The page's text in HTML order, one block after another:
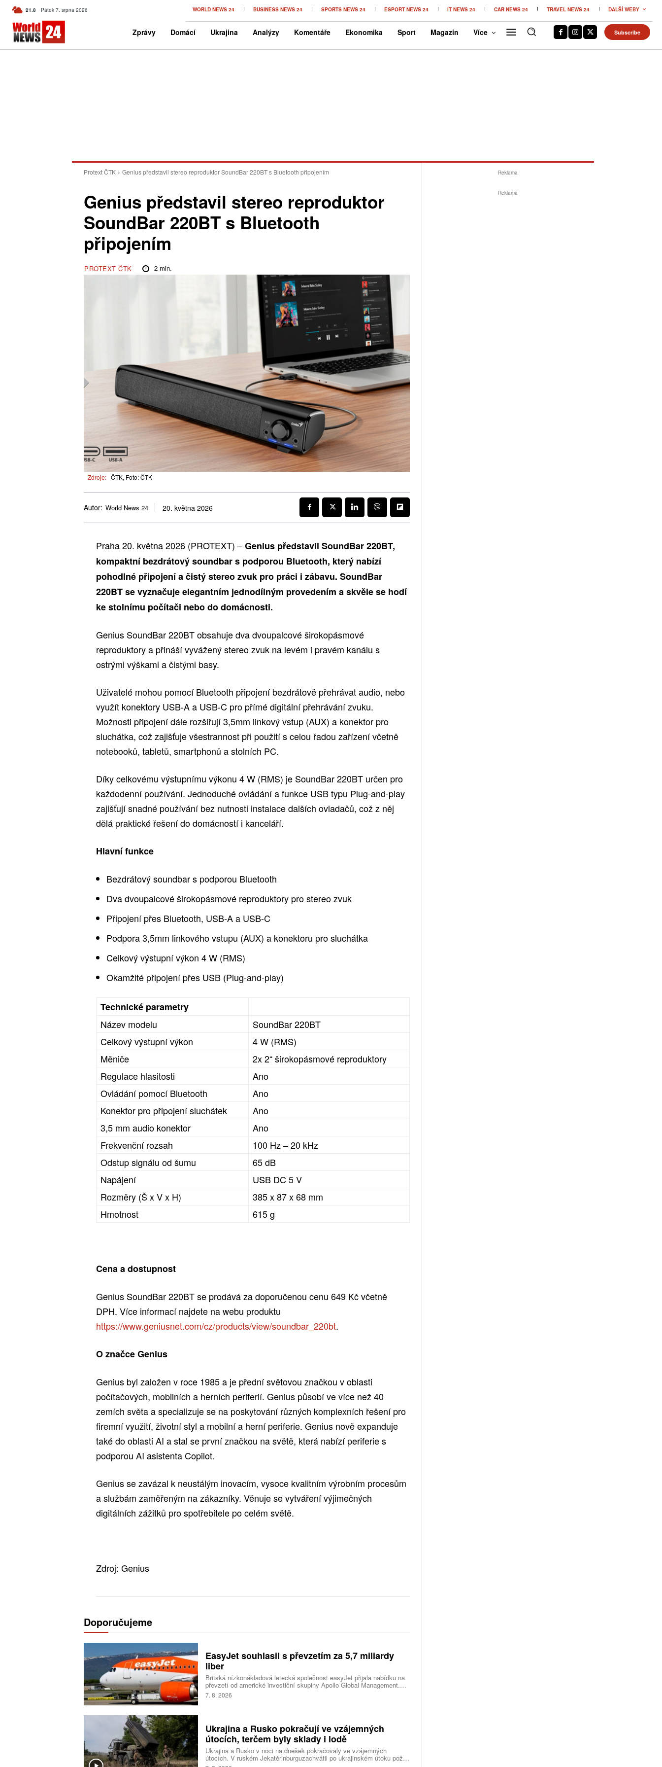
21.8 C Czech
Pátek 7. srpna 2026 WORLD NEWS 24 BUSINESS NEWS 24 SPORTS NEWS 24 ESPORT NEWS 24 IT NEWS 24 CAR NEWS 24 TRAVEL NEWS 24 DALŠÍ WEBY
Zprávy Domácí Ukrajina Analýzy Komentáře Ekonomika Sport Magazín Více Subscribe
Protext ČTK Genius představil stereo reproduktor SoundBar 220BT s Bluetooth připojením
Genius představil stereo reproduktor
SoundBar 220BT s Bluetooth
připojením
PROTEXT ČTK 2min.
Zdroje: ČTK, Foto: ČTK
Autor: World News 24 20. května 2026
Praha 20. května 2026 (PROTEXT) –Genius představil SoundBar 220BT,
kompaktní bezdrátový soundbar s podporou Bluetooth, který nabízí
pohodlné připojení a čistý stereo zvuk pro práci i zábavu. SoundBar
220BT se vyznačuje elegantním jednodílným provedením a skvěle se hodí
ke stolnímu počítači nebo do domácnosti.
Genius SoundBar 220BT obsahuje dva dvoupalcové širokopásmové
reproduktory a přináší vyvážený stereo zvuk na levém i pravém kanálu s
ostrými výškami a čistými basy.
Uživatelé mohou pomocí Bluetooth připojení bezdrátově přehrávat audio, nebo
využít konektory USB-A a USB-C pro přímé digitální přehrávání zvuku.
Možnosti připojení dále rozšiřují 3,5mm linkový vstup (AUX) a konektor pro
sluchátka, což zajišťuje všestrannost při použití s celou řadou zařízení včetně
notebooků, tabletů, smartphonů a stolních PC.
Díky celkovému výstupnímu výkonu 4 W (RMS) je SoundBar 220BT určen pro
každodenní používání. Jednoduché ovládání a funkce USB typu Plug-and-play
zajišťují snadné používání bez nutnosti instalace dalších ovladačů, což z něj
dělá praktické řešení do domácností i kanceláří.
Hlavní funkce
Bezdrátový soundbar s podporou Bluetooth
Dva dvoupalcové širokopásmové reproduktory pro stereo zvuk
Připojení přes Bluetooth, USB-A a USB-C
Podpora 3,5mm linkového vstupu (AUX) a konektoru pro sluchátka
Celkový výstupní výkon 4 W (RMS)
Okamžité připojení přes USB (Plug-and-play)
Technické parametry
Název modelu
SoundBar 220BT
Celkový výstupní výkon
4 W (RMS)
Měniče
2x 2“ širokopásmové reproduktory
Regulace hlasitosti
Ano
Ovládání pomocí Bluetooth
Ano
Konektor pro připojení sluchátek
Ano
3,5 mm audio konektor
Ano
Frekvenční rozsah
100 Hz – 20 kHz
Odstup signálu od šumu
65 dB
Napájení
USB DC 5 V
Rozměry (Š x V x H)
385 x 87 x 68 mm
Hmotnost
615 g
Cena a dostupnost
Genius SoundBar 220BT se prodává za doporučenou cenu 649 Kč včetně
DPH. Více informací najdete na webu produktu
https://www.geniusnet.com/cz/products/view/soundbar_220bt.
O značce Genius
Genius byl založen v roce 1985 a je přední světovou značkou v oblasti
počítačových, mobilních a herních periferií. Genius působí ve více než 40
zemích světa a specializuje se na poskytování různých komplexních řešení pro
firemní využití, životní styl a mobilní a herní periferie. Genius nově expanduje
také do oblasti AI a stal se první značkou na světě, která nabízí periferie s
podporou AI asistenta Copilot.
Genius se zavázal k neustálým inovacím, vysoce kvalitním výrobním procesům
a službám zaměřeným na zákazníky. Věnuje se vytváření výjimečných
digitálních zážitků pro spotřebitele po celém světě.
Zdroj: Genius
Doporučujeme
EasyJet souhlasil s převzetím za 5,7 miliardy
liber
Britská nízkonákladová letecká společnost easyJet přijala nabídku na
převzetí od americké investiční skupiny Apollo Global Management.
Transakce oceňuje aerolinku na 5,7 miliardy liber, tedy přibližně 162
miliard korun.
7. 8. 2026
Ukrajina a Rusko pokračují ve vzájemných
útocích, terčem byly sklady i lodě
Ukrajina a Rusko v noci na dnešek pokračovaly ve vzájemných
útocích. V ruském Jekatěrinburguzachvátil po ukrajinském útoku požár
Reklama
Reklama